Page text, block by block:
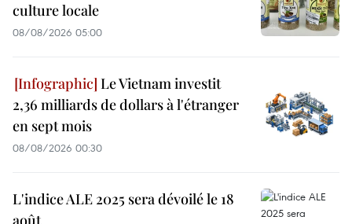
culture locale
08/08/2026 05:00
Le Vietnam investit
2,36 milliards de dollars à l'étranger
en sept mois
08/08/2026 00:30
L'indice ALE 2025 sera dévoilé le 18